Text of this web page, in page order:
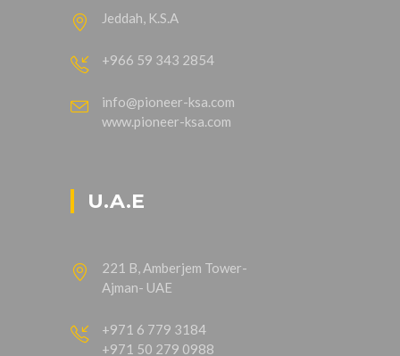
Jeddah, K.S.A
+966 59 343 2854
info@pioneer-ksa.com
www.pioneer-ksa.com
U.A.E
221 B, Amberjem Tower-
Ajman- UAE
+971 6 779 3184
+971 50 279 0988